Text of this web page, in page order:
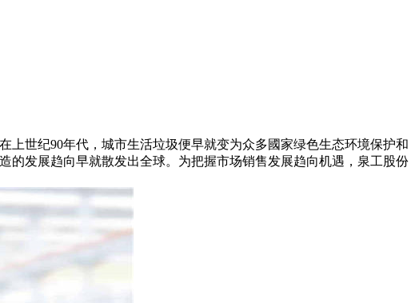
世纪90年代，城市生活垃圾便早就变为众多國家绿色生态环境保护和
的发展趋向早就散发出全球。为把握市场销售发展趋向机遇，泉工股份